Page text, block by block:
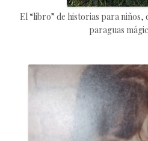
El “libro” de historias para niños,
paraguas